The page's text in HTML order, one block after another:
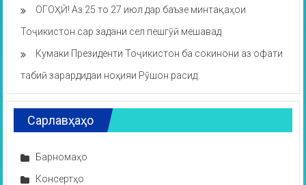
ОГОҲӢ! Аз 25 то 27 июл дар баъзе минтақаҳои
Тоҷикистон сар задани сел пешгӯӣ мешавад
Кумаки Президенти Тоҷикистон ба сокинони аз офати
табиӣ зарардидаи ноҳияи Рӯшон расид
Сарлавҳаҳо
Барномаҳо
Консертҳо